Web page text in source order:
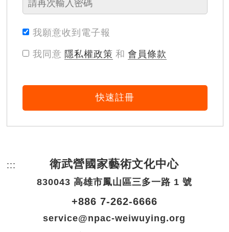
我願意收到電子報
我同意 隱私權政策 和 會員條款
快速註冊
::: 頁尾網站資訊。
衛武營國家藝術文化中心
830043 高雄市鳳山區三多一路 1 號
+886 7-262-6666
service@npac-weiwuying.org